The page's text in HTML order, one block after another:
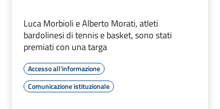
Luca Morbioli e Alberto Morati, atleti
bardolinesi di tennis e basket, sono stati
premiati con una targa
Accesso all'informazione
Comunicazione istituzionale